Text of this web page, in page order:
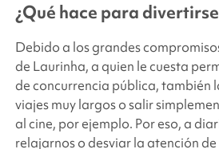
¿Qué hace para
Debido a los grandes
de Laurinha, a quien le cuesta
de concurrencia pública, también
viajes muy largos o salir
al cine, por ejemplo. Por eso, a
relajarnos o desviar la atención